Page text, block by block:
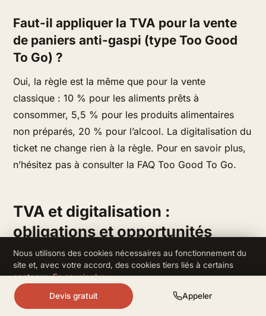
Faut-il appliquer la TVA pour la vente
de paniers anti-gaspi (type Too Good
To Go) ?
Oui, la règle est la même que pour la vente
classique : 10 % pour les aliments prêts à
consommer, 5,5 % pour les produits alimentaires
non préparés, 20 % pour l’alcool. La digitalisation du
ticket ne change rien à la règle. Pour en savoir plus,
n’hésitez pas à consulter la FAQ Too Good To Go.
TVA et digitalisation :
obligations et opportunités
Nouvelle législation : obligation d’une
caisse certifiée
Depuis 2018, tout restaurateur doit utiliser un
Devis gratuit Appeler
Nous utilisons des cookies nécessaires au fonctionnement du
site et, avec votre accord, des cookies tiers liés à certains
contenus.En savoir plus.
Refuser Accepter